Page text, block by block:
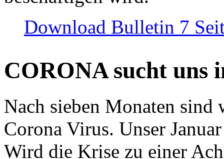
Download Bulletin 7
CORONA sucht uns
Nach sieben Monaten
Corona Virus. Unser
Wird die Krise zu einer